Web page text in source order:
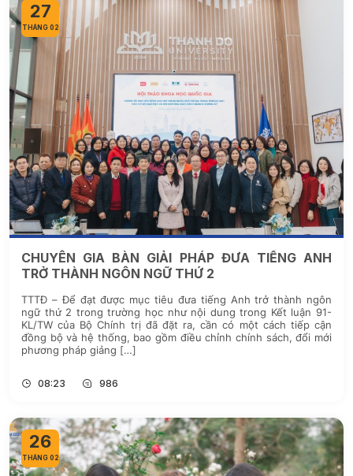
27
THÁNG 02
CHUYÊN GIA BÀN GIẢI PHÁP ĐƯA TIẾNG ANH
TRỞ THÀNH NGÔN NGỮ THỨ 2
TTTĐ – Để đạt được mục tiêu đưa tiếng Anh trở thành ngôn
ngữ thứ 2 trong trường học như nội dung trong Kết luận 91-
KL/TW của Bộ Chính trị đã đặt ra, cần có một cách tiếp cận
đồng bộ và hệ thống, bao gồm điều chỉnh chính sách, đổi mới
phương pháp giảng […]
08:23 986
26
THÁNG 02